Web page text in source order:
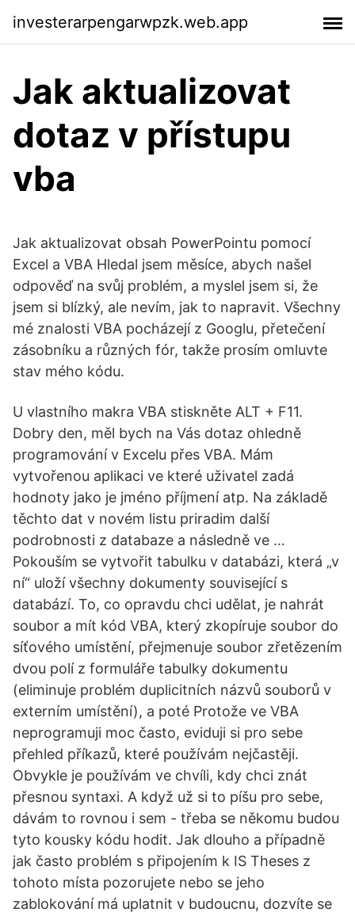
investerarpengarwpzk.web.app
Jak aktualizovat
dotaz v přístupu
vba
Jak aktualizovat obsah PowerPointu pomocí
Excel a VBA Hledal jsem měsíce, abych našel
odpověď na svůj problém, a myslel jsem si, že
jsem si blízký, ale nevím, jak to napravit. Všechny
mé znalosti VBA pocházejí z Googlu, přetečení
zásobníku a různých fór, takže prosím omluvte
stav mého kódu.
U vlastního makra VBA stiskněte ALT + F11.
Dobry den, měl bych na Vás dotaz ohledně
programování v Excelu přes VBA. Mám
vytvořenou aplikaci ve které uživatel zadá
hodnoty jako je jméno příjmení atp. Na základě
těchto dat v novém listu priradim další
podrobnosti z databaze a následně ve …
Pokouším se vytvořit tabulku v databázi, která „v
ní“ uloží všechny dokumenty související s
databází. To, co opravdu chci udělat, je nahrát
soubor a mít kód VBA, který zkopíruje soubor do
síťového umístění, přejmenuje soubor zřetězením
dvou polí z formuláře tabulky dokumentu
(eliminuje problém duplicitních názvů souborů v
externím umístění), a poté Protože ve VBA
neprogramuji moc často, eviduji si pro sebe
přehled příkazů, které používám nejčastěji.
Obvykle je používám ve chvíli, kdy chci znát
přesnou syntaxi. A když už si to píšu pro sebe,
dávám to rovnou i sem - třeba se někomu budou
tyto kousky kódu hodit. Jak dlouho a případně
jak často problém s připojením k IS Theses z
tohoto místa pozorujete nebo se jeho
zablokování má uplatnit v budoucnu, dozvíte se